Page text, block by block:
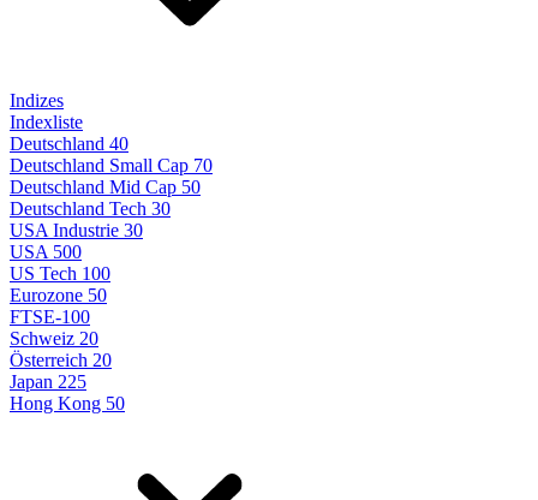
Indizes
Indexliste
Deutschland 40
Deutschland Small Cap 70
Deutschland Mid Cap 50
Deutschland Tech 30
USA Industrie 30
USA 500
US Tech 100
Eurozone 50
FTSE-100
Schweiz 20
Österreich 20
Japan 225
Hong Kong 50